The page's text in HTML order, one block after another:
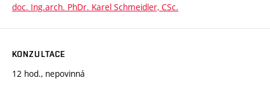
doc. Ing.arch. PhDr. Karel Schmeidler, CSc.
KONZULTACE
12 hod., nepovinná